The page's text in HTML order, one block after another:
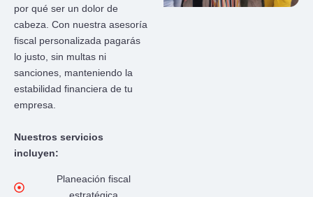
por qué ser un dolor de
cabeza. Con nuestra asesoría
fiscal personalizada pagarás
lo justo, sin multas ni
sanciones, manteniendo la
estabilidad financiera de tu
empresa.
Nuestros servicios
incluyen:
Planeación fiscal